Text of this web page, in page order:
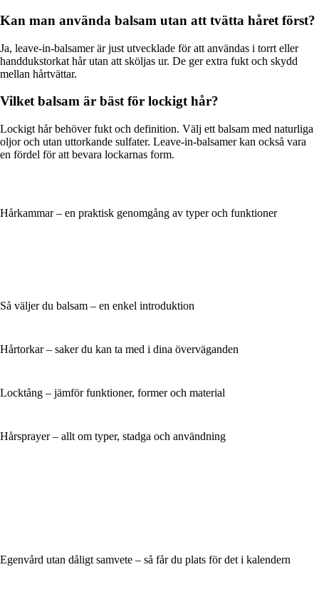
Kan man använda balsam utan att tvätta håret först?
Ja, leave-in-balsamer är just utvecklade för att användas i torrt eller
handdukstorkat hår utan att sköljas ur. De ger extra fukt och skydd
mellan hårtvättar.
Vilket balsam är bäst för lockigt hår?
Lockigt hår behöver fukt och definition. Välj ett balsam med naturliga
oljor och utan uttorkande sulfater. Leave-in-balsamer kan också vara
en fördel för att bevara lockarnas form.
Hårkammar – en praktisk genomgång av typer och funktioner
Så väljer du balsam – en enkel introduktion
Hårtorkar – saker du kan ta med i dina överväganden
Locktång – jämför funktioner, former och material
Hårsprayer – allt om typer, stadga och användning
Egenvård utan dåligt samvete – så får du plats för det i kalendern